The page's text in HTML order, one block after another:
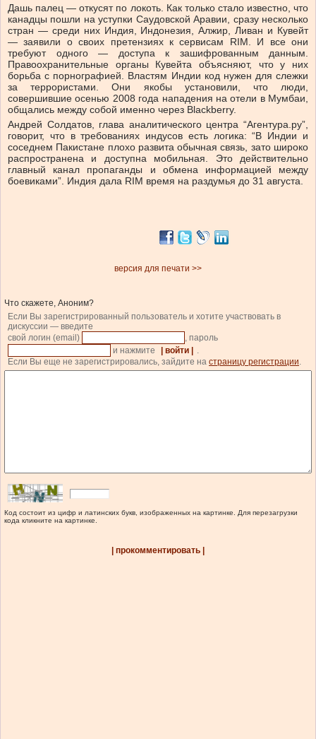
Дашь палец — откусят по локоть. Как только стало известно, что
канадцы пошли на уступки Саудовской Аравии, сразу несколько
стран — среди них Индия, Индонезия, Алжир, Ливан и Кувейт
— заявили о своих претензиях к сервисам RIM. И все они
требуют одного — доступа к зашифрованным данным.
Правоохранительные органы Кувейта объясняют, что у них
борьба с порнографией. Властям Индии код нужен для слежки
за террористами. Они якобы установили, что люди,
совершившие осенью 2008 года нападения на отели в Мумбаи,
общались между собой именно через Blackberry.
Андрей Солдатов, глава аналитического центра “Агентура.ру”,
говорит, что в требованиях индусов есть логика: “В Индии и
соседнем Пакистане плохо развита обычная связь, зато широко
распространена и доступна мобильная. Это действительно
главный канал пропаганды и обмена информацией между
боевиками”. Индия дала RIM время на раздумья до 31 августа.
версия для печати >>
Что скажете, Аноним?
Если Вы зарегистрированный пользователь и хотите участвовать в
дискуссии — введите
свой логин (email)
, пароль
и нажмите
| войти |
.
Если Вы еще не зарегистрировались, зайдите на страницу регистрации.
Код состоит из цифр и латинских букв, изображенных на картинке. Для перезагрузки
кода кликните на картинке.
| прокомментировать |